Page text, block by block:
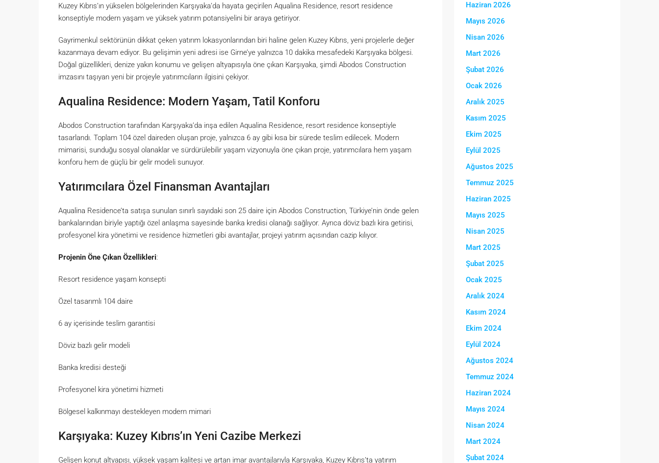
Kuzey Kıbrıs’ın yükselen bölgelerinden Karşıyaka’da hayata geçirilen Aqualina Residence, resort residence
konseptiyle modern yaşam ve yüksek yatırım potansiyelini bir araya getiriyor.
Gayrimenkul sektörünün dikkat çeken yatırım lokasyonlarından biri haline gelen Kuzey Kıbrıs, yeni projelerle değer
kazanmaya devam ediyor. Bu gelişimin yeni adresi ise Girne’ye yalnızca 10 dakika mesafedeki Karşıyaka bölgesi.
Doğal güzellikleri, denize yakın konumu ve gelişen altyapısıyla öne çıkan Karşıyaka, şimdi Abodos Construction
imzasını taşıyan yeni bir projeyle yatırımcıların ilgisini çekiyor.
Aqualina Residence: Modern Yaşam, Tatil Konforu
Abodos Construction tarafından Karşıyaka’da inşa edilen Aqualina Residence, resort residence konseptiyle
tasarlandı. Toplam 104 özel daireden oluşan proje, yalnızca 6 ay gibi kısa bir sürede teslim edilecek. Modern
mimarisi, sunduğu sosyal olanaklar ve sürdürülebilir yaşam vizyonuyla öne çıkan proje, yatırımcılara hem yaşam
konforu hem de güçlü bir gelir modeli sunuyor.
Yatırımcılara Özel Finansman Avantajları
Aqualina Residence’ta satışa sunulan sınırlı sayıdaki son 25 daire için Abodos Construction, Türkiye’nin önde gelen
bankalarından biriyle yaptığı özel anlaşma sayesinde banka kredisi olanağı sağlıyor. Ayrıca döviz bazlı kira getirisi,
profesyonel kira yönetimi ve residence hizmetleri gibi avantajlar, projeyi yatırım açısından cazip kılıyor.
Projenin Öne Çıkan Özellikleri:
Resort residence yaşam konsepti
Özel tasarımlı 104 daire
6 ay içerisinde teslim garantisi
Döviz bazlı gelir modeli
Banka kredisi desteği
Profesyonel kira yönetimi hizmeti
Bölgesel kalkınmayı destekleyen modern mimari
Karşıyaka: Kuzey Kıbrıs’ın Yeni Cazibe Merkezi
Gelişen konut altyapısı, yüksek yaşam kalitesi ve artan imar avantajlarıyla Karşıyaka, Kuzey Kıbrıs’ta yatırım
Haziran 2026
Mayıs 2026
Nisan 2026
Mart 2026
Şubat 2026
Ocak 2026
Aralık 2025
Kasım 2025
Ekim 2025
Eylül 2025
Ağustos 2025
Temmuz 2025
Haziran 2025
Mayıs 2025
Nisan 2025
Mart 2025
Şubat 2025
Ocak 2025
Aralık 2024
Kasım 2024
Ekim 2024
Eylül 2024
Ağustos 2024
Temmuz 2024
Haziran 2024
Mayıs 2024
Nisan 2024
Mart 2024
Şubat 2024